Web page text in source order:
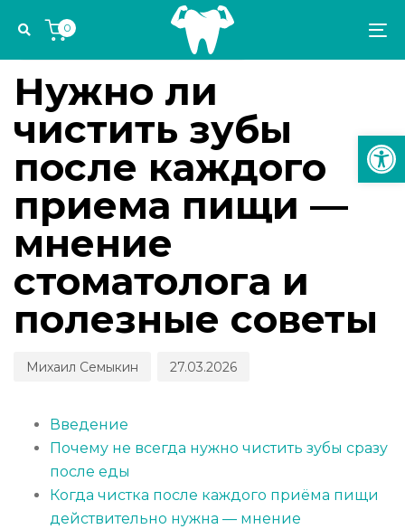
links
navigation
Skip
content
0
IN:
ПРОФИЛАКТИКА И ДИАГНОСТИКА
Нужно ли
чистить зубы
после каждого
приема пищи —
мнение
стоматолога и
полезные советы
Михаил Семыкин
on:
27.03.2026
Введение
Почему не всегда нужно чистить зубы сразу
после еды
Когда чистка после каждого приёма пищи
действительно нужна — мнение